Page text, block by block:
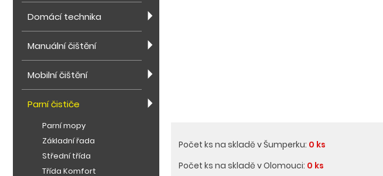
Domácí technika
Manuální čištění
Mobilní čištění
Parní čističe
Parní mopy
Základní řada
Střední třída
Třída Komfort
Počet ks na skladě v Šumperku: 0 ks
Počet ks na skladě v Olomouci: 0 ks